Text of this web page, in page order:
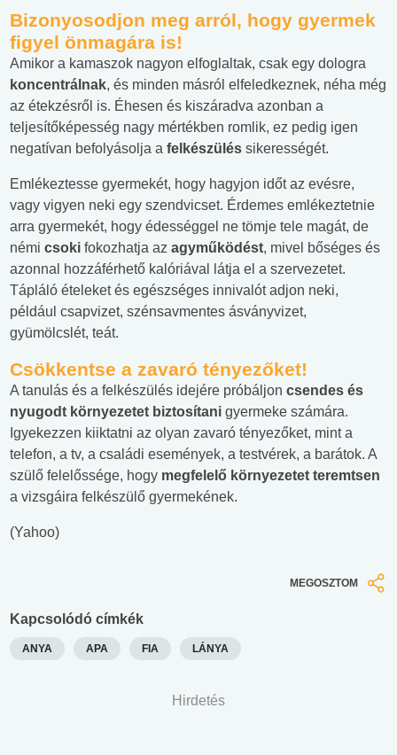
Bizonyosodjon meg arról, hogy gyermek
figyel önmagára is!
Amikor a kamaszok nagyon elfoglaltak, csak egy dologra
koncentrálnak, és minden másról elfeledkeznek, néha még
az étekzésről is. Éhesen és kiszáradva azonban a
teljesítőképesség nagy mértékben romlik, ez pedig igen
negatívan befolyásolja a felkészülés sikerességét.
Emlékeztesse gyermekét, hogy hagyjon időt az evésre,
vagy vigyen neki egy szendvicset. Érdemes emlékeztetnie
arra gyermekét, hogy édességgel ne tömje tele magát, de
némi csoki fokozhatja az agyműködést, mivel bőséges és
azonnal hozzáférhető kalóriával látja el a szervezetet.
Tápláló ételeket és egészséges innivalót adjon neki,
például csapvizet, szénsavmentes ásványvizet,
gyümölcslét, teát.
Csökkentse a zavaró tényezőket!
A tanulás és a felkészülés idejére próbáljon csendes és
nyugodt környezetet biztosítani gyermeke számára.
Igyekezzen kiiktatni az olyan zavaró tényezőket, mint a
telefon, a tv, a családi események, a testvérek, a barátok. A
szülő felelőssége, hogy megfelelő környezetet teremtsen
a vizsgáira felkészülő gyermekének.
(Yahoo)
MEGOSZTOM
Kapcsolódó címkék
ANYA APA FIA LÁNYA
Hirdetés